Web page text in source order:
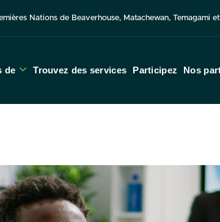
Nations de Beaverhouse, Matachewan, Temagami
de Trouvez des services Participez Nos